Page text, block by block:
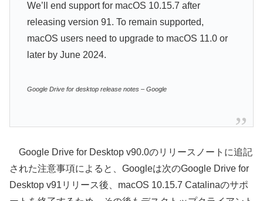
We’ll end support for macOS 10.15.7 after
releasing version 91. To remain supported,
macOS users need to upgrade to macOS 11.0 or
later by June 2024.
Google Drive for desktop release notes – Google
Google Drive for Desktop v90.0のリリースノートに追記
された注意事項によると、Googleは次のGoogle Drive for
Desktop v91リリース後、macOS 10.15.7 Catalinaのサポ